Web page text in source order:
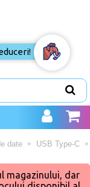
date USB Type-C
magazinului, dar